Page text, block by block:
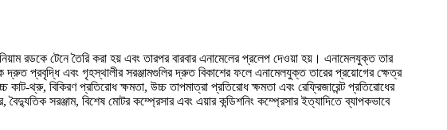
রডকে টেনে তৈরি করা হয় এবং তারপর বারবার এনামেলের প্রলেপ দেওয়া হয়। এনামেলযুক্ত তার
দ্রুত প্রবৃদ্ধি এবং গৃহস্থালীর সরঞ্জামগুলির দ্রুত বিকাশের ফলে এনামেলযুক্ত তারের প্রয়োগের ক্ষেত্র
থ্রু, বিকিরণ প্রতিরোধ ক্ষমতা, উচ্চ তাপমাত্রা প্রতিরোধ ক্ষমতা এবং রেফ্রিজারেন্ট প্রতিরোধের
বৈদ্যুতিক সরঞ্জাম, বিশেষ মোটর কম্প্রেসার এবং এয়ার কন্ডিশনিং কম্প্রেসার ইত্যাদিতে ব্যাপকভাবে